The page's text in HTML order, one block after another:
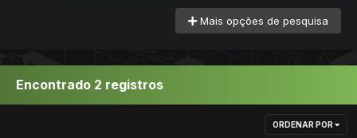
Mais opções de pesquisa
Encontrado 2 registros
ORDENAR POR